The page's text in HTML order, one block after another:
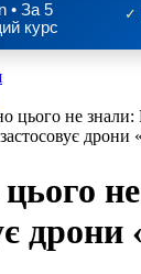
• За 5
курс
✓
цього не знали:
дрони